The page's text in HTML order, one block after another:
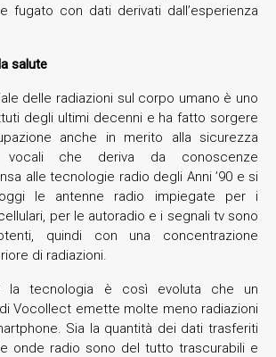
fugato con dati derivati dall’esperienza
salute
delle radiazioni sul corpo umano è uno
degli ultimi decenni e ha fatto sorgere
anche in merito alla sicurezza
vocali che deriva da conoscenze
alle tecnologie radio degli Anni ’90 e si
le antenne radio impiegate per i
per le autoradio e i segnali tv sono
quindi con una concentrazione
di radiazioni.
la tecnologia è così evoluta che un
Vocollect emette molte meno radiazioni
Sia la quantità dei dati trasferiti
onde radio sono del tutto trascurabili e